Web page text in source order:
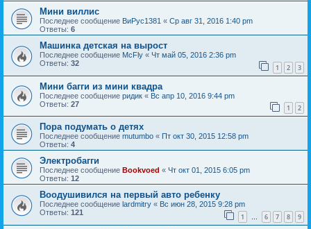
Мини виллис
Последнее сообщение ВиРус1381 « Ср авг 31, 2016 1:40 pm
Ответы: 6
Машинка детская на вырост
Последнее сообщение McFly « Чт май 05, 2016 2:36 pm
Ответы: 32 1 2 3
Мини багги из мини квадра
Последнее сообщение ридик « Вс апр 10, 2016 9:44 pm
Ответы: 27 1 2
Пора подумать о детях
Последнее сообщение mutumbo « Пт окт 30, 2015 12:58 pm
Ответы: 4
Электробагги
Последнее сообщение Bookvoed « Чт окт 01, 2015 6:05 pm
Ответы: 12
Воодушивился на первый авто ребенку
Последнее сообщение lardmitry « Вс июн 28, 2015 9:28 pm
Ответы: 121 1 … 6 7 8 9